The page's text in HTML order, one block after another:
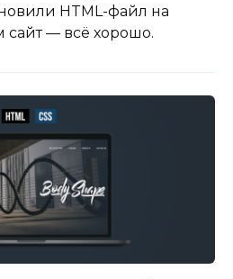
HTML-файл на
сайт — всё хорошо.